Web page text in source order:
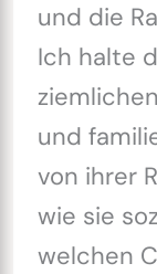
und die
Ich halte
und
von ihrer
wie sie
welchen